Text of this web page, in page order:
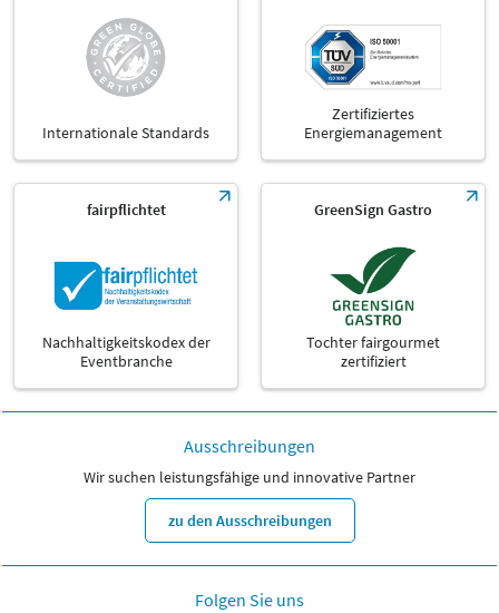
Internationale Standards
Zertifiziertes
Energiemanagement
fairpflichtet
Nachhaltigkeitskodex der
Eventbranche
GreenSign Gastro
Tochter fairgourmet
zertifiziert
Ausschreibungen
Wir suchen leistungsfähige und innovative Partner
zu den Ausschreibungen
Folgen Sie uns